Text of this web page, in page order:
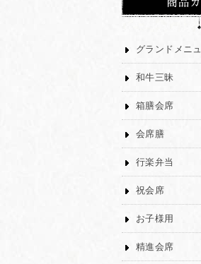
グランドメニ
和牛三昧
箱膳会席
会席膳
行楽弁当
祝会席
お子様用
精進会席